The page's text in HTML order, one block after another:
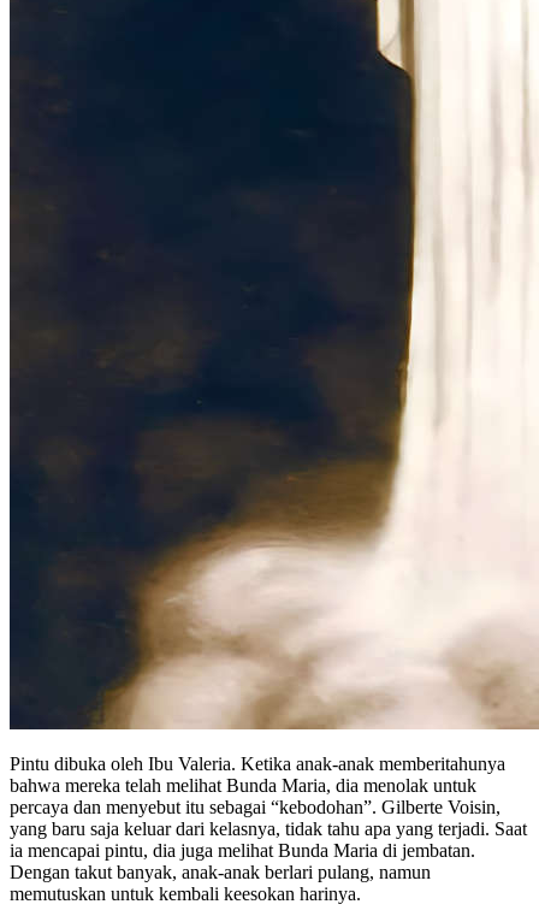
Pintu dibuka oleh Ibu Valeria. Ketika anak-anak memberitahunya
bahwa mereka telah melihat Bunda Maria, dia menolak untuk
percaya dan menyebut itu sebagai “kebodohan”. Gilberte Voisin,
yang baru saja keluar dari kelasnya, tidak tahu apa yang terjadi. Saat
ia mencapai pintu, dia juga melihat Bunda Maria di jembatan.
Dengan takut banyak, anak-anak berlari pulang, namun
memutuskan untuk kembali keesokan harinya.